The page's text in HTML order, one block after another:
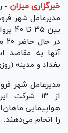
خبرگزاری میزان -
مدیرعامل شهر
بین
آنها به مقاصد
بغداد و مدینه (روزی ۲ الی ۳ پرواز)
مدیرعامل شهر
از ۱۳
هواپیمایی
را انجام می‌دهند.